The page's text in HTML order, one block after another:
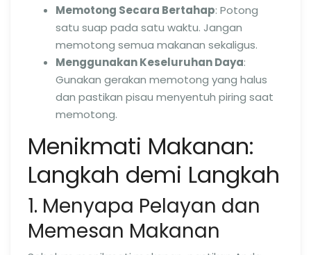
Memotong Secara Bertahap: Potong
satu suap pada satu waktu. Jangan
memotong semua makanan sekaligus.
Menggunakan Keseluruhan Daya:
Gunakan gerakan memotong yang halus
dan pastikan pisau menyentuh piring saat
memotong.
Menikmati Makanan:
Langkah demi Langkah
1. Menyapa Pelayan dan
Memesan Makanan